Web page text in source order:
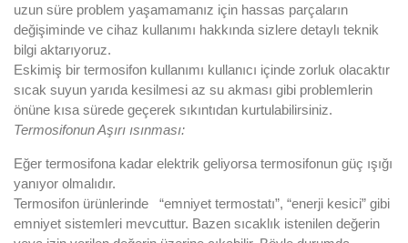
uzun süre problem yaşamamanız için hassas parçaların
değişiminde ve cihaz kullanımı hakkında sizlere detaylı teknik
bilgi aktarıyoruz.
Eskimiş bir termosifon kullanımı kullanıcı içinde zorluk olacaktır
sıcak suyun yarıda kesilmesi az su akması gibi problemlerin
önüne kısa sürede geçerek sıkıntıdan kurtulabilirsiniz.
Termosifonun Aşırı ısınması:
Eğer termosifona kadar elektrik geliyorsa termosifonun güç ışığı
yanıyor olmalıdır.
Termosifon ürünlerinde “emniyet termostatı”, “enerji kesici” gibi
emniyet sistemleri mevcuttur. Bazen sıcaklık istenilen değerin